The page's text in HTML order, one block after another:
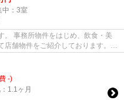
： 3室
。 事務所物件をはじめ、飲食・美
舗物件をご紹介しております。
-)
1.1ヶ月